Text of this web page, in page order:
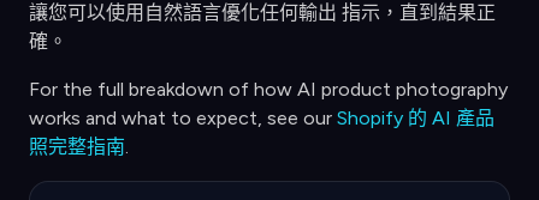
讓您可以使用自然語言優化任何輸出 指示，直到結果正
確。
For the full breakdown of how AI product photography
works and what to expect, see our Shopify 的 AI 產品
照完整指南.